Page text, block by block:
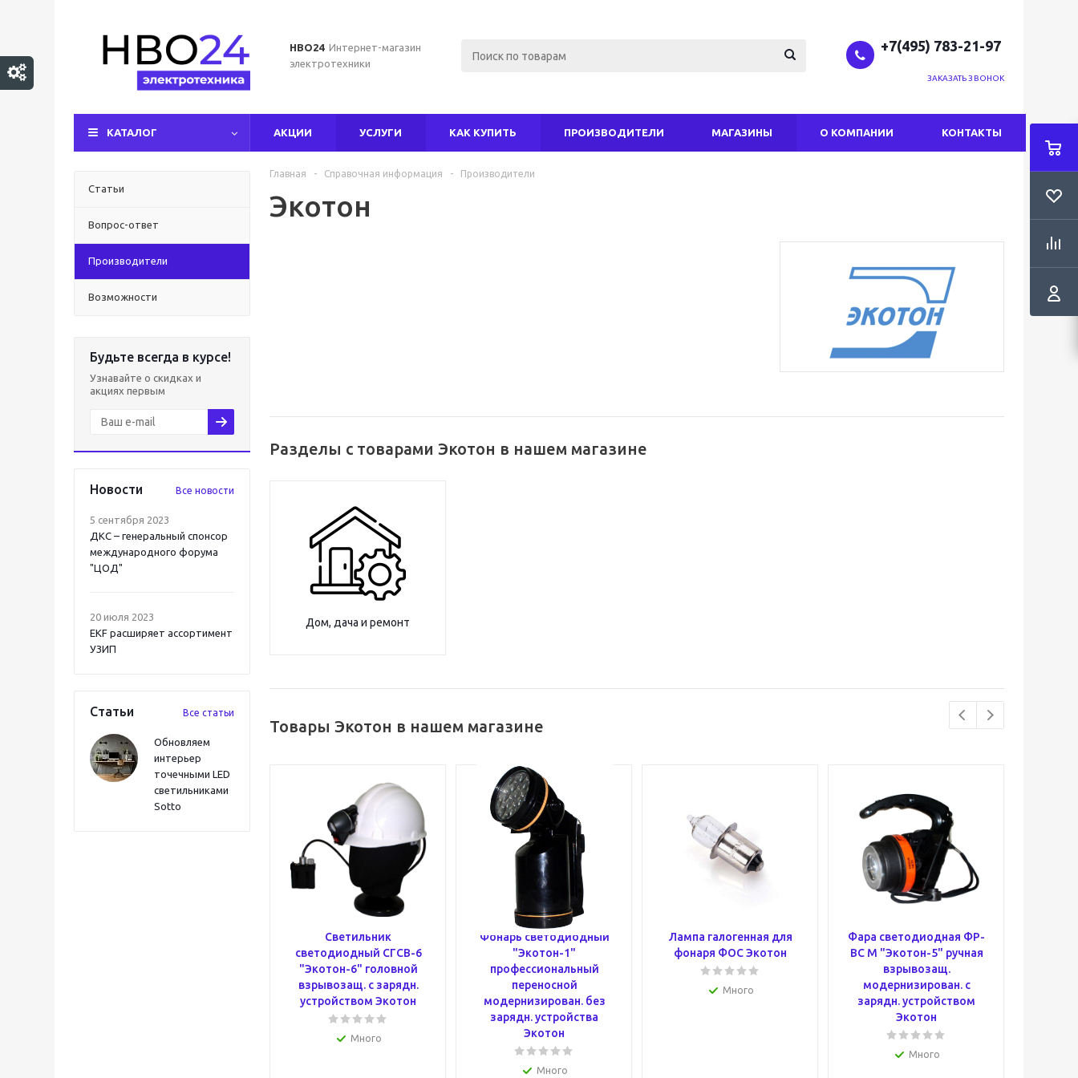
НВО24 Интернет-магазин
электротехники
+7(495) 783-21-97
ЗАКАЗАТЬ ЗВОНОК
КАТАЛОГ АКЦИИ УСЛУГИ КАК КУПИТЬ ПРОИЗВОДИТЕЛИ МАГАЗИНЫ О КОМПАНИИ КОНТАКТЫ
Статьи
Вопрос-ответ
Производители
Возможности
Будьте всегда в курсе!
Узнавайте о скидках и
акциях первым
Новости Все новости
5 сентября 2023
ДКС – генеральный спонсор
международного форума
"ЦОД"
20 июля 2023
EKF расширяет ассортимент
УЗИП
Статьи Все статьи
Обновляем
интерьер
точечными LED
светильниками
Sotto
Главная - Справочная информация - Производители
Экотон
Разделы с товарами Экотон в нашем магазине
Дом, дача и ремонт
Товары Экотон в нашем магазине
Светильник
светодиодный СГСВ-6
"Экотон-6" головной
взрывозащ. с зарядн.
устройством Экотон
Много
Фонарь светодиодный
"Экотон-1"
профессиональный
переносной
модернизирован. без
зарядн. устройства
Экотон
Много
Лампа галогенная для
фонаря ФОС Экотон
Много
Фара светодиодная ФР-
ВС М "Экотон-5" ручная
взрывозащ.
модернизирован. с
зарядн. устройством
Экотон
Много